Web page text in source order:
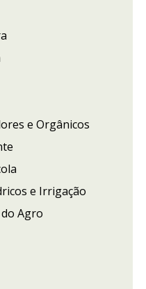
e Orgânicos
e Irrigação
Agro